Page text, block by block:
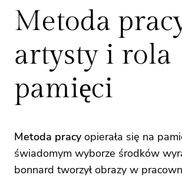
Metoda
artysty i rola
pamięci
Metoda pracyopierała się na
świadomym wyborze środków
bonnard tworzył obrazy w